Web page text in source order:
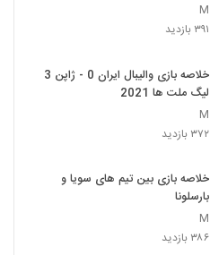
M
۳۹۱ بازدید
خلاصه بازی والیبال ایران 0 - ژاپن 3
لیگ ملت ها 2021
M
۳۷۲ بازدید
خلاصه بازی بین تیم های سویا و
بارسلونا
M
۳۸۶ بازدید